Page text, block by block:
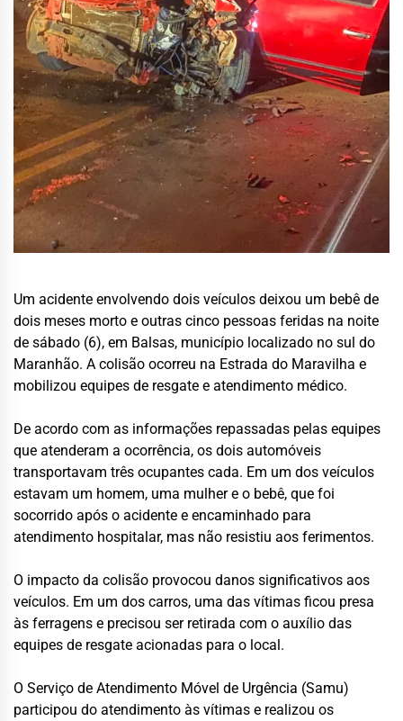
Um acidente envolvendo dois veículos deixou um bebê de
dois meses morto e outras cinco pessoas feridas na noite
de sábado (6), em Balsas, município localizado no sul do
Maranhão. A colisão ocorreu na Estrada do Maravilha e
mobilizou equipes de resgate e atendimento médico.
De acordo com as informações repassadas pelas equipes
que atenderam a ocorrência, os dois automóveis
transportavam três ocupantes cada. Em um dos veículos
estavam um homem, uma mulher e o bebê, que foi
socorrido após o acidente e encaminhado para
atendimento hospitalar, mas não resistiu aos ferimentos.
O impacto da colisão provocou danos significativos aos
veículos. Em um dos carros, uma das vítimas ficou presa
às ferragens e precisou ser retirada com o auxílio das
equipes de resgate acionadas para o local.
O Serviço de Atendimento Móvel de Urgência (Samu)
participou do atendimento às vítimas e realizou os